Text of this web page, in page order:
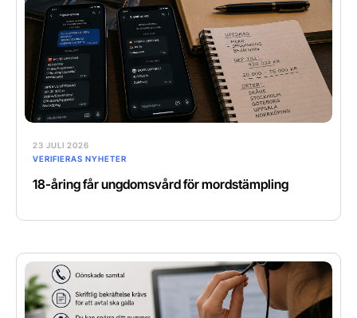
23 JULI 2026
VERIFIERAS NYHETER
18-åring får ungdomsvård för mordstämpling